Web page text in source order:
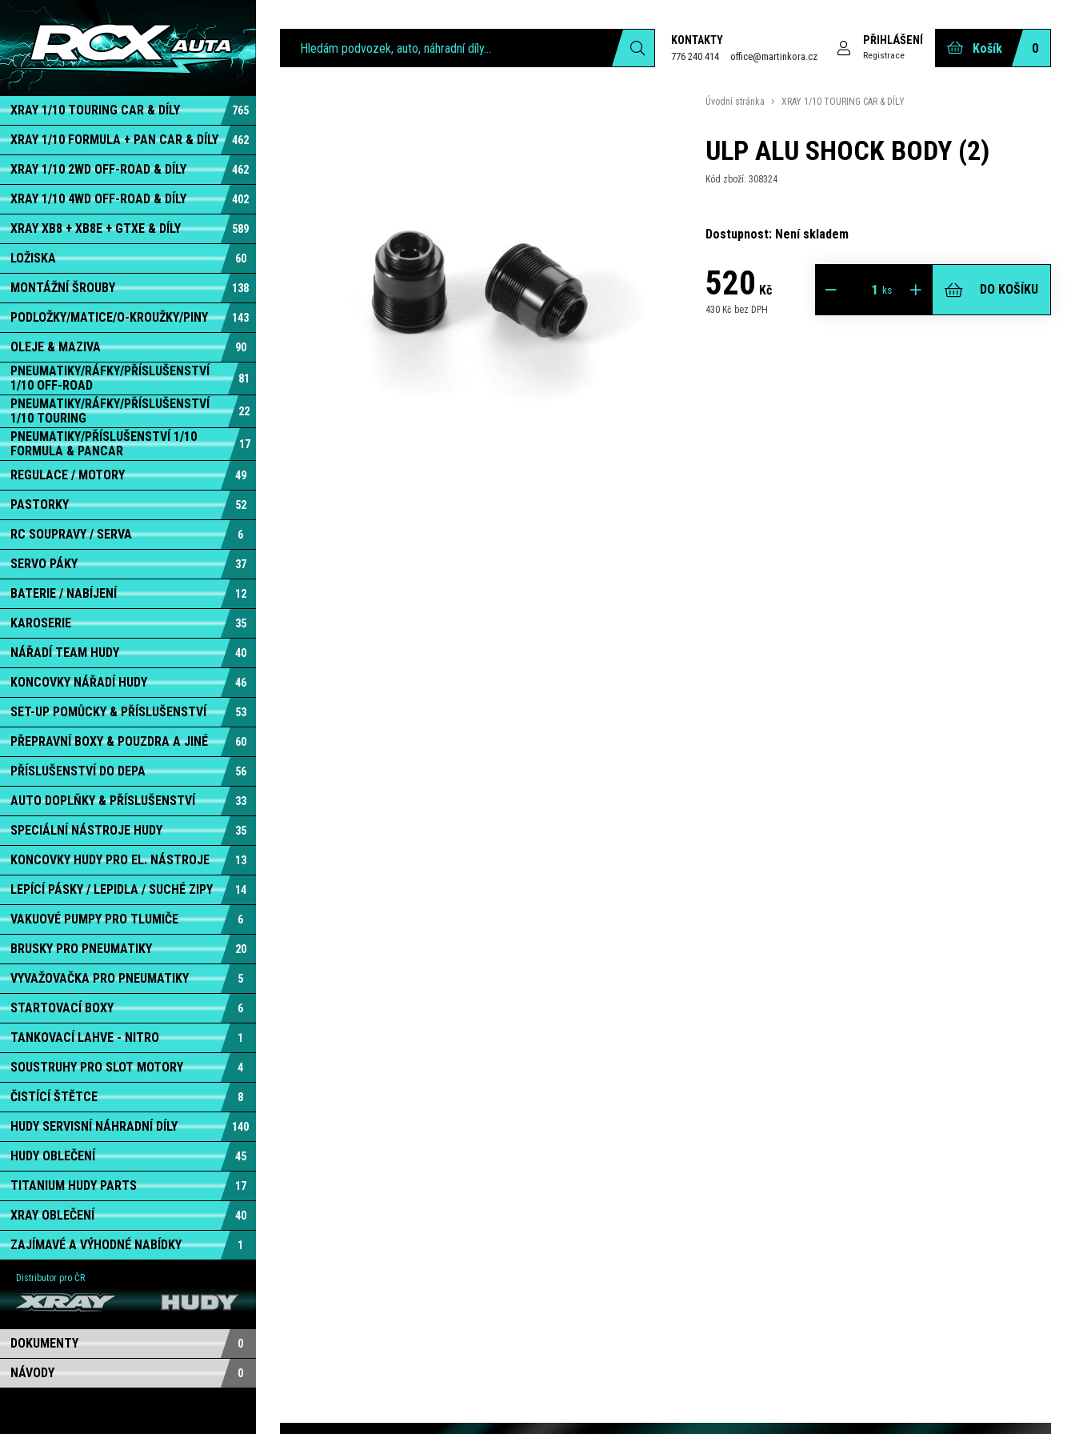
KONTAKTY
776 240 414 office@martinkora.cz
PŘIHLÁŠENÍ
Registrace Košík 0
Úvodní stránka XRAY 1/10 TOURING CAR & DÍLY
ULP ALU SHOCK BODY (2)
Kód zboží: 308324
Dostupnost: Není skladem
520 Kč
430 Kč bez DPH
ks DO KOŠÍKU
XRAY 1/10 TOURING CAR & DÍLY 765
XRAY 1/10 FORMULA + PAN CAR & DÍLY 462
XRAY 1/10 2WD OFF-ROAD & DÍLY 462
XRAY 1/10 4WD OFF-ROAD & DÍLY 402
XRAY XB8 + XB8E + GTXE & DÍLY 589
LOŽISKA 60
MONTÁŽNÍ ŠROUBY 138
PODLOŽKY/MATICE/O-KROUŽKY/PINY 143
OLEJE & MAZIVA 90
PNEUMATIKY/RÁFKY/PŘÍSLUŠENSTVÍ
1/10 OFF-ROAD
81
PNEUMATIKY/RÁFKY/PŘÍSLUŠENSTVÍ
1/10 TOURING
22
PNEUMATIKY/PŘÍSLUŠENSTVÍ 1/10
FORMULA & PANCAR
17
REGULACE / MOTORY 49
PASTORKY 52
RC SOUPRAVY / SERVA 6
SERVO PÁKY 37
BATERIE / NABÍJENÍ 12
KAROSERIE 35
NÁŘADÍ TEAM HUDY 40
KONCOVKY NÁŘADÍ HUDY 46
SET-UP POMŮCKY & PŘÍSLUŠENSTVÍ 53
PŘEPRAVNÍ BOXY & POUZDRA A JINÉ 60
PŘÍSLUŠENSTVÍ DO DEPA 56
AUTO DOPLŇKY & PŘÍSLUŠENSTVÍ 33
SPECIÁLNÍ NÁSTROJE HUDY 35
KONCOVKY HUDY PRO EL. NÁSTROJE 13
LEPÍCÍ PÁSKY / LEPIDLA / SUCHÉ ZIPY 14
VAKUOVÉ PUMPY PRO TLUMIČE 6
BRUSKY PRO PNEUMATIKY 20
VYVAŽOVAČKA PRO PNEUMATIKY 5
STARTOVACÍ BOXY 6
TANKOVACÍ LAHVE - NITRO 1
SOUSTRUHY PRO SLOT MOTORY 4
ČISTÍCÍ ŠTĚTCE 8
HUDY SERVISNÍ NÁHRADNÍ DÍLY 140
HUDY OBLEČENÍ 45
TITANIUM HUDY PARTS 17
XRAY OBLEČENÍ 40
ZAJÍMAVÉ A VÝHODNÉ NABÍDKY 1
Distributor pro ČR
DOKUMENTY 0
NÁVODY 0